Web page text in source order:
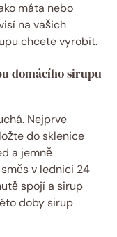
máta nebo
na vašich
chcete vyrobit.
domácího sirupu
Nejprve
do sklenice
a jemně
v lednici 24
spojí a sirup
doby sirup